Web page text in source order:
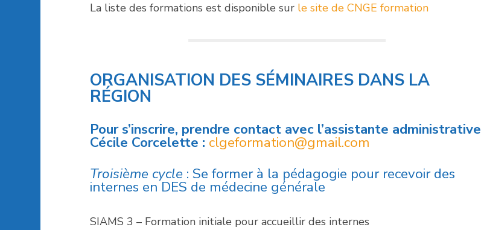
La liste des formations est disponible sur le site de CNGE formation
ORGANISATION DES SÉMINAIRES DANS LA
RÉGION
Pour s’inscrire, prendre contact avec l’assistante administrative
Cécile Corcelette : clgeformation@gmail.com
Troisième cycle: Se former à la pédagogie pour recevoir des
internes en DES de médecine générale
SIAMS 3 – Formation initiale pour accueillir des internes